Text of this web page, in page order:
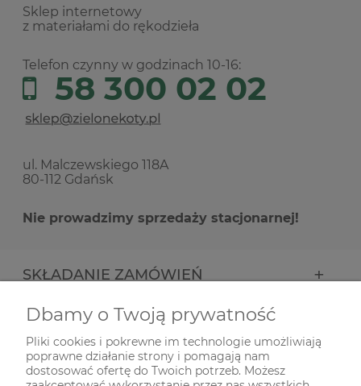
Sklep internetowy
z materiałami do rękodzieła
Telefon czynny w godzinach 10-16:
58 300 02 02
ul. Malczewskiego 118A
80-112 Gdańsk
Nie prowadzimy sprzedaży stacjonarnej!
SKŁADANIE ZAMÓWIEŃ
INFORMACJE
ODWIEDŹ NAS NA
Dbamy o Twoją prywatność
Pliki cookies i pokrewne im technologie umożliwiają
poprawne działanie strony i pomagają nam
dostosować ofertę do Twoich potrzeb. Możesz